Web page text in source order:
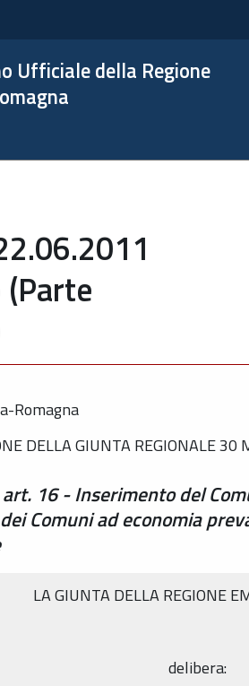
Ufficiale della Regione
Romagna
DELLA GIUNTA REGIONALE 30
16 - Inserimento del
Comuni ad economia
LA GIUNTA DELLA REGIONE
delibera: